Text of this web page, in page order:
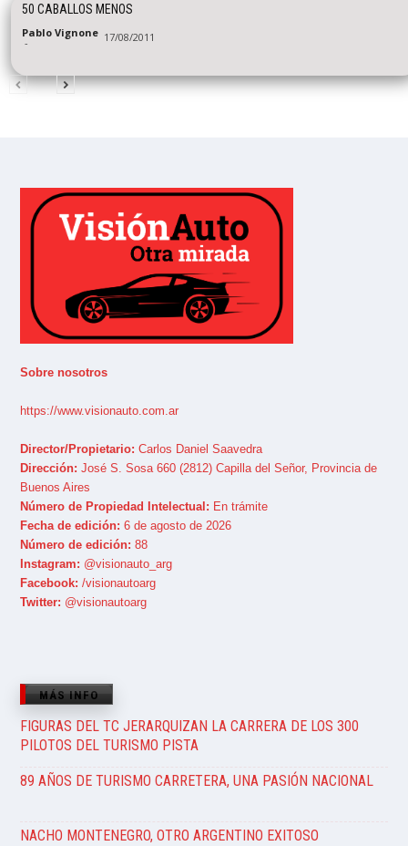
50 CABALLOS MENOS
Pablo Vignone
- 17/08/2011
Sobre nosotros
https://www.visionauto.com.ar
Director/Propietario: Carlos Daniel Saavedra
Dirección: José S. Sosa 660 (2812) Capilla del Señor, Provincia de
Buenos Aires
Número de Propiedad Intelectual: En trámite
Fecha de edición: 6 de agosto de 2026
Número de edición: 88
Instagram: @visionauto_arg
Facebook: /visionautoarg
Twitter: @visionautoarg
MÁS INFO
FIGURAS DEL TC JERARQUIZAN LA CARRERA DE LOS 300
PILOTOS DEL TURISMO PISTA
89 AÑOS DE TURISMO CARRETERA, UNA PASIÓN NACIONAL
NACHO MONTENEGRO, OTRO ARGENTINO EXITOSO